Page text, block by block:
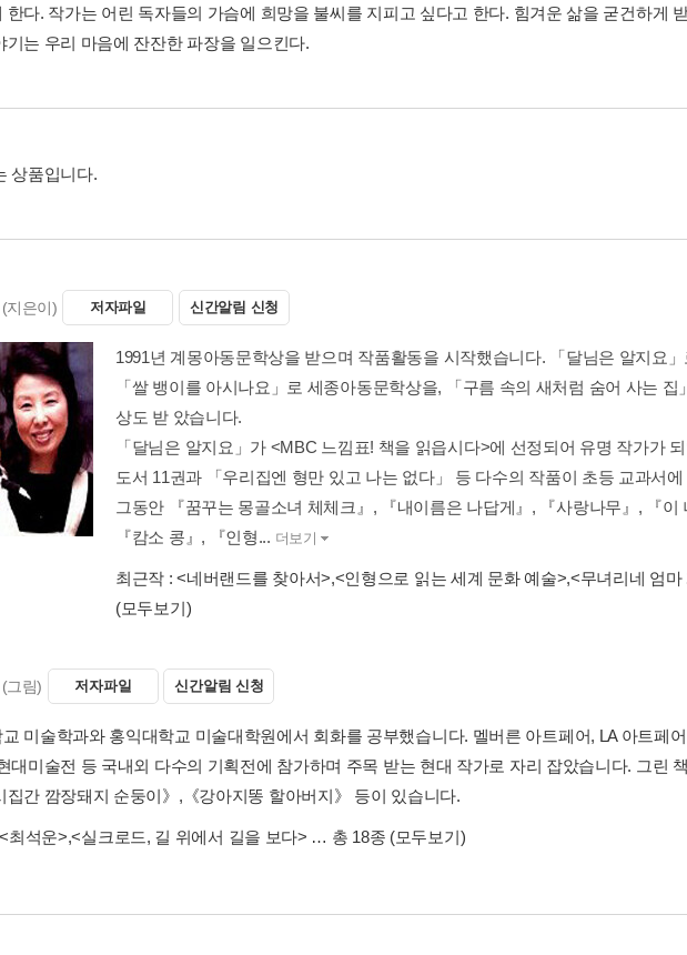
한다. 작가는 어린 독자들의 가슴에 희망을 불씨를 지피고 싶다고 한다. 힘겨운 삶을 굳건하게
기는 우리 마음에 잔잔한 파장을 일으킨다.
상품입니다.
(지은이) 저자파일 신간알림 신청
1991년 계몽아동문학상을 받으며 작품활동을 시작했습니다. 「달님은 알지요
「쌀 뱅이를 아시나요」로 세종아동문학상을, 「구름 속의 새처럼 숨어 사는
상도 받 았습니다.
「달님은 알지요」가 <MBC 느낌표! 책을 읽읍시다>에 선정되어 유명 작가가
도서 11권과 「우리집엔 형만 있고 나는 없다」 등 다수의 작품이 초등 교과서
그동안 『꿈꾸는 몽골소녀 체체크』, 『내이름은 나답게』, 『사랑나무』, 『이
『캄소 콩』, 『인형... 더보기
최근작 :<네버랜드를 찾아서>,<인형으로 읽는 세계 문화 예술>,<무녀리네 엄마
(모두보기)
(그림) 저자파일 신간알림 신청
미술학과와 홍익대학교 미술대학원에서 회화를 공부했습니다. 멜버른 아트페어, LA 아트페
대미술전 등 국내외 다수의 기획전에 참가하며 주목 받는 현대 작가로 자리 잡았습니다. 그린
집간 깜장돼지 순둥이》,《강아지똥 할아버지》 등이 있습니다.
<최석운>,<실크로드, 길 위에서 길을 보다> … 총 18종 (모두보기)